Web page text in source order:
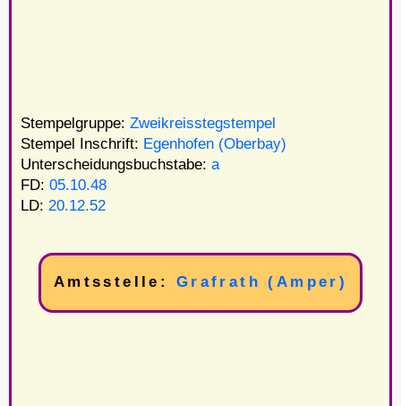
Stempelgruppe: Zweikreisstegstempel
Stempel Inschrift: Egenhofen (Oberbay)
Unterscheidungsbuchstabe: a
FD: 05.10.48
LD: 20.12.52
Amtsstelle: Grafrath (Amper)